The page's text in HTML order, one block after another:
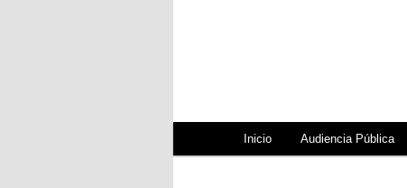
Menú principalIr al contenido principal
Ir al contenido secundario
Inicio Audiencia Pública